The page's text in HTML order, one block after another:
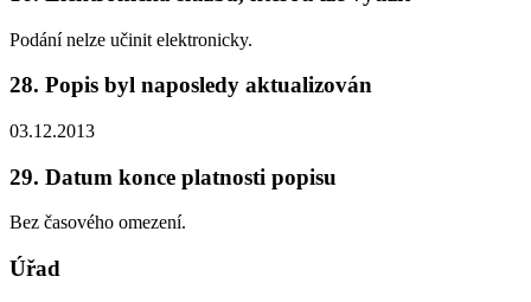
Podání nelze učinit elektronicky.
28. Popis byl naposledy aktualizován
03.12.2013
29. Datum konce platnosti popisu
Bez časového omezení.
Úřad